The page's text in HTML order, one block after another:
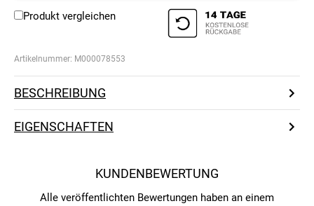
Produkt vergleichen
Artikelnummer: M000078553
BESCHREIBUNG
EIGENSCHAFTEN
KUNDENBEWERTUNG
Alle veröffentlichten Bewertungen haben an einem